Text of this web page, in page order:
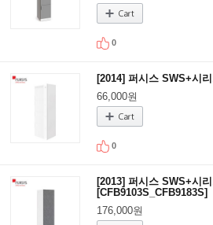
0
[2014] 퍼시스 SWS+시
66,000원
0
[2013] 퍼시스 SWS+시
[CFB9103S_CFB9183S]
176,000원